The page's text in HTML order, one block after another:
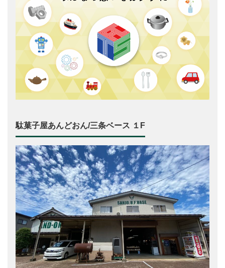
駄菓子屋あんどおん/三条ベース １F